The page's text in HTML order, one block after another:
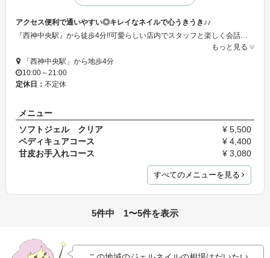
アクセス便利で通いやすい◎キレイなネイルで心うきうき♪♪
『西神中央駅』から徒歩4分!!可愛らしい店内でスタッフと楽しく会話をしながらネイルが出来る人気のサロン☆シンプル系から可愛い系・ゴテゴテ系までなんでもお任せ下さい！ハイクオリティーな技術を持ったスタッフが上品で綺麗な指先に仕上げます♪。*是非一度ご来店下さい◆
もっと見る
「西神中央駅」から地歩4分
10:00～21:00
定休日： 不定休
メニュー
ソフトジェル クリア
¥ 5,500
ペディキュアコース
¥ 4,400
甘皮お手入れコース
¥ 3,080
すべてのメニューを見る
5件中 1〜5件を表示